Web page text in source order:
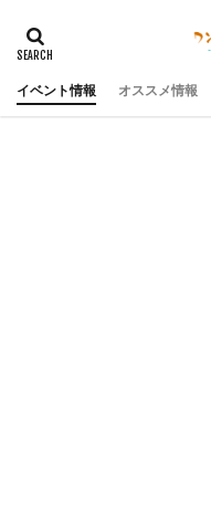
イベント情報 オススメ情報